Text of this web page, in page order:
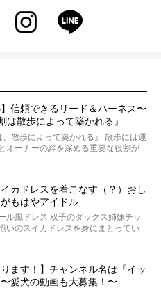
】信頼できるリード＆ハーネス〜
は散歩によって築かれる』
＆BEAST〜
、散歩によって築かれる』 散歩には運
オーナーの絆を深める重要な役割が
カドレスを着こなす（？）おし
もはやアイドル
風ドレス 双子のダックス姉妹チッ
いのスイカドレスを身にまとってい
ります！】チャンネル名は『イッ
愛犬の動画も大募集！〜